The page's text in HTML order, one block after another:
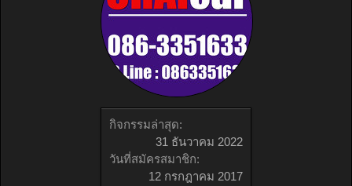
กิจกรรมล่าสุด:
31 ธันวาคม 2022
วันที่สมัครสมาชิก:
12 กรกฎาคม 2017